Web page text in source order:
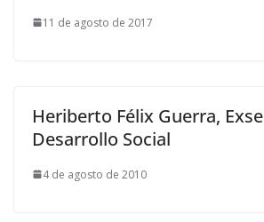
11 de agosto de 2017
Heriberto Félix Guerra,
Desarrollo Social
4 de agosto de 2010